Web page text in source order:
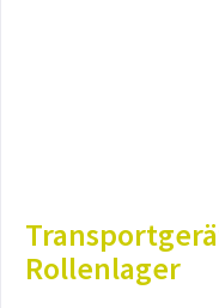
Rollenlager